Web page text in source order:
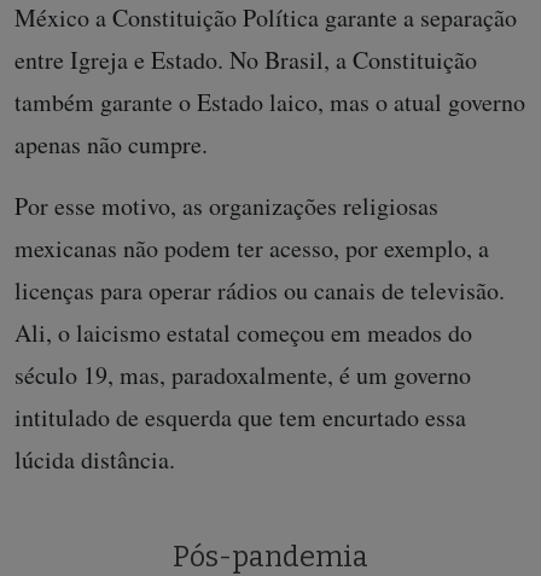
México a Constituição Política garante a separação
entre Igreja e Estado. No Brasil, a Constituição
também garante o Estado laico, mas o atual governo
apenas não cumpre.
Por esse motivo, as organizações religiosas
mexicanas não podem ter acesso, por exemplo, a
licenças para operar rádios ou canais de televisão.
Ali, o laicismo estatal começou em meados do
século 19, mas, paradoxalmente, é um governo
intitulado de esquerda que tem encurtado essa
lúcida distância.
Pós-pandemia